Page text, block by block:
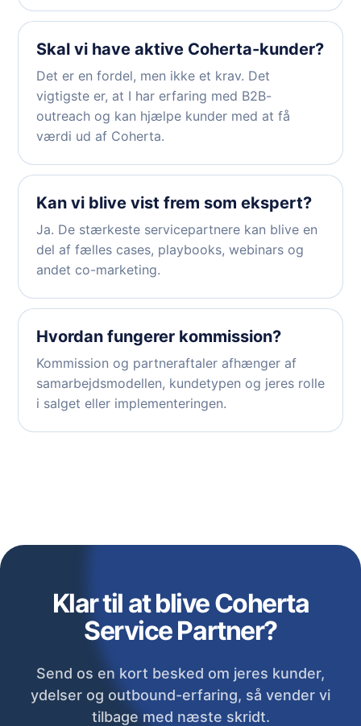
Skal vi have aktive Coherta-kunder?
Det er en fordel, men ikke et krav. Det
vigtigste er, at I har erfaring med B2B-
outreach og kan hjælpe kunder med at få
værdi ud af Coherta.
Kan vi blive vist frem som ekspert?
Ja. De stærkeste servicepartnere kan blive en
del af fælles cases, playbooks, webinars og
andet co-marketing.
Hvordan fungerer kommission?
Kommission og partneraftaler afhænger af
samarbejdsmodellen, kundetypen og jeres rolle
i salget eller implementeringen.
Klar til at blive Coherta
Service Partner?
Send os en kort besked om jeres kunder,
ydelser og outbound-erfaring, så vender vi
tilbage med næste skridt.